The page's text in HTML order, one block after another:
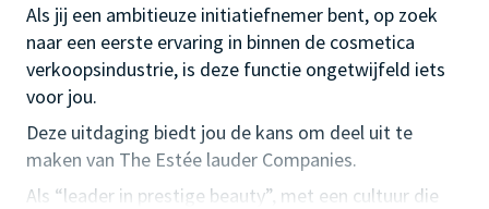
Als jij een ambitieuze initiatiefnemer bent, op zoek
naar een eerste ervaring in binnen de cosmetica
verkoopsindustrie, is deze functie ongetwijfeld iets
voor jou.
Deze uitdaging biedt jou de kans om deel uit te
maken van The Estée lauder Companies.
Als “leader in prestige beauty”, met een cultuur die